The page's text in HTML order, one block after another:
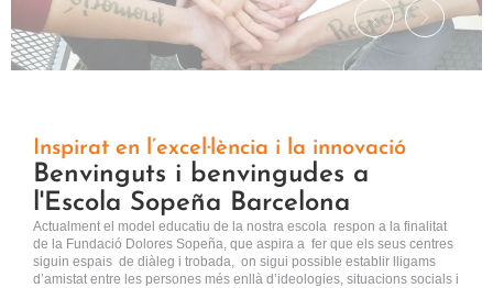
Inspirat en l’excel·lència i la innovació
Benvinguts i benvingudes a
l'Escola Sopeña Barcelona
Actualment el model educatiu de la nostra escola respon a la finalitat
de la Fundació Dolores Sopeña, que aspira a fer que els seus centres
siguin espais de diàleg i trobada, on sigui possible establir lligams
d’amistat entre les persones més enllà d’ideologies, situacions socials i